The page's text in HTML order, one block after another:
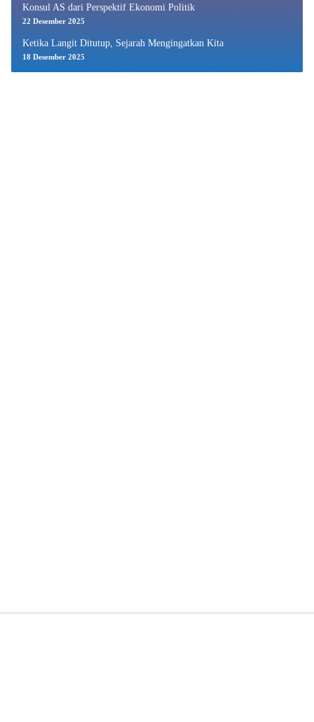
Konsul AS dari Perspektif Ekonomi Politik
22 Desember 2025
Ketika Langit Ditutup, Sejarah Mengingatkan Kita
18 Desember 2025